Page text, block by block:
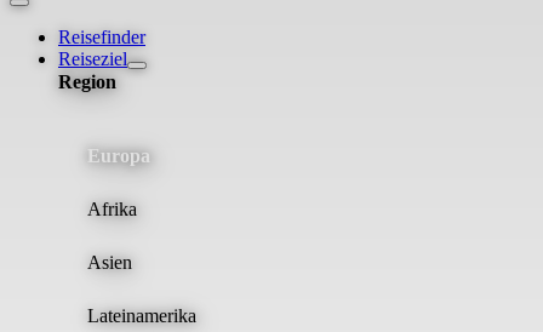
Toggle
NavigationReisefinder
Reiseziel
Region
Europa
Afrika
Asien
Lateinamerika